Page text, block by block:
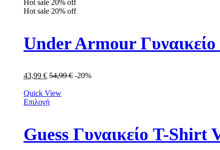
Hot sale 20% off
Hot sale 20% off
Under Armour
43,99 € 54,99€ -20%
Quick View
Επιλογή
Guess Γυναικείο T-Shirt